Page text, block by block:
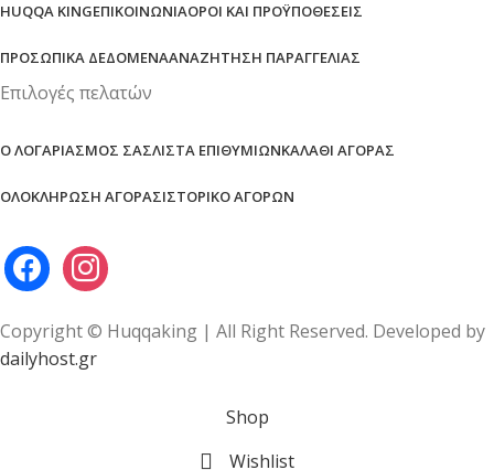
HUQQA KINGΕΠΙΚΟΙΝΩΝΊΑΌΡΟΙ ΚΑΙ ΠΡΟΫΠΟΘΈΣΕΙΣ
ΠΡΟΣΩΠΙΚΆ ΔΕΔΟΜΈΝΑΑΝΑΖΉΤΗΣΗ ΠΑΡΑΓΓΕΛΊΑΣ
Επιλογές πελατών
Ο ΛΟΓΑΡΙΑΣΜΌΣ ΣΑΣΛΊΣΤΑ ΕΠΙΘΥΜΙΏΝΚΑΛΆΘΙ ΑΓΟΡΆΣ
ΟΛΟΚΛΉΡΩΣΗ ΑΓΟΡΆΣΙΣΤΟΡΙΚΌ ΑΓΟΡΏΝ
Copyright © Huqqaking | All Right Reserved. Developed by
dailyhost.gr
Shop
Wishlist